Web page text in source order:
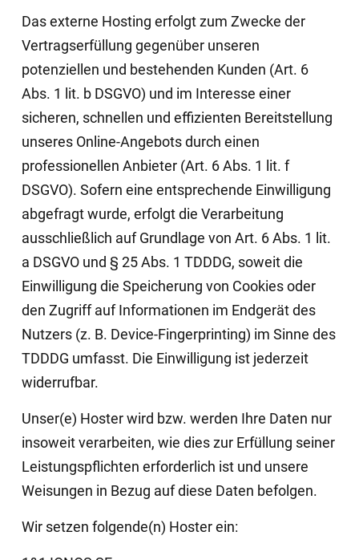
Das externe Hosting erfolgt zum Zwecke der
Vertragserfüllung gegenüber unseren
potenziellen und bestehenden Kunden (Art. 6
Abs. 1 lit. b DSGVO) und im Interesse einer
sicheren, schnellen und effizienten Bereitstellung
unseres Online-Angebots durch einen
professionellen Anbieter (Art. 6 Abs. 1 lit. f
DSGVO). Sofern eine entsprechende Einwilligung
abgefragt wurde, erfolgt die Verarbeitung
ausschließlich auf Grundlage von Art. 6 Abs. 1 lit.
a DSGVO und § 25 Abs. 1 TDDDG, soweit die
Einwilligung die Speicherung von Cookies oder
den Zugriff auf Informationen im Endgerät des
Nutzers (z. B. Device-Fingerprinting) im Sinne des
TDDDG umfasst. Die Einwilligung ist jederzeit
widerrufbar.
Unser(e) Hoster wird bzw. werden Ihre Daten nur
insoweit verarbeiten, wie dies zur Erfüllung seiner
Leistungspflichten erforderlich ist und unsere
Weisungen in Bezug auf diese Daten befolgen.
Wir setzen folgende(n) Hoster ein: